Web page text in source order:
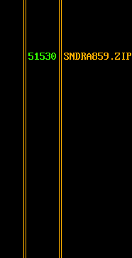
51530 SNDRA859.ZIP